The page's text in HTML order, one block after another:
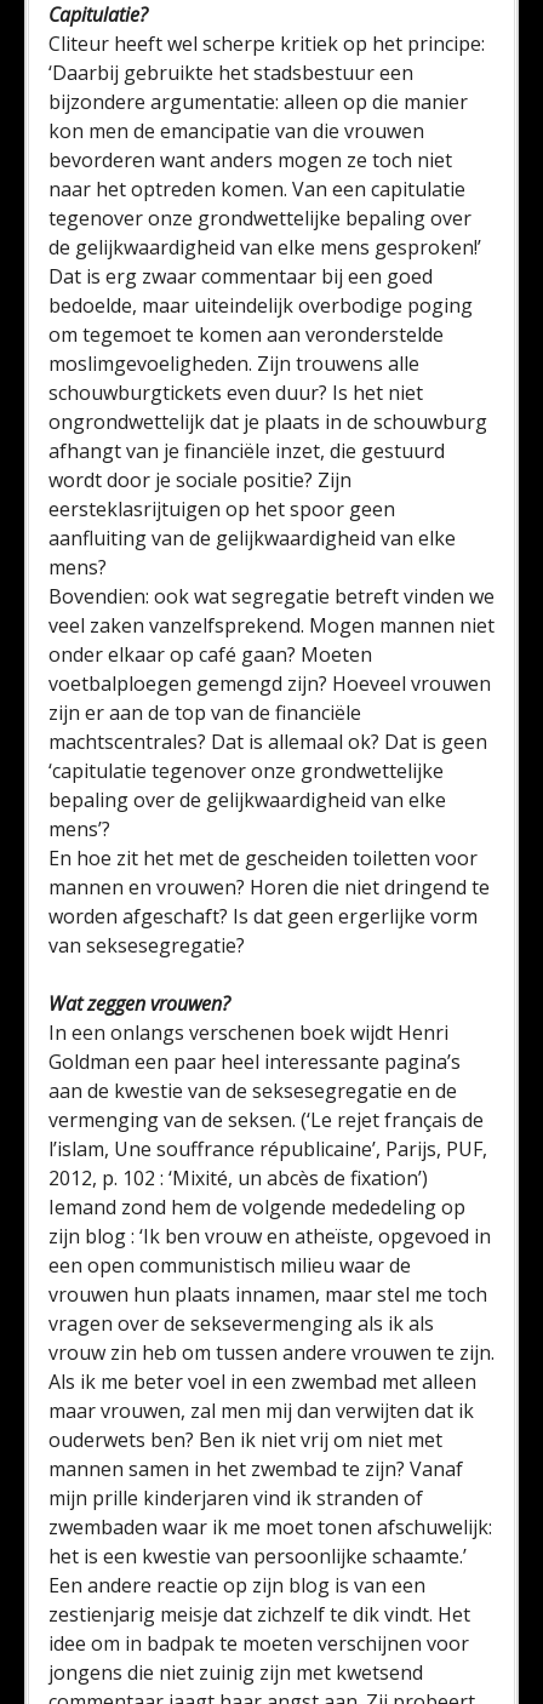
Capitulatie?
Cliteur heeft wel scherpe kritiek op het principe:
‘Daarbij gebruikte het stadsbestuur een
bijzondere argumentatie: alleen op die manier
kon men de emancipatie van die vrouwen
bevorderen want anders mogen ze toch niet
naar het optreden komen. Van een capitulatie
tegenover onze grondwettelijke bepaling over
de gelijkwaardigheid van elke mens gesproken!’
Dat is erg zwaar commentaar bij een goed
bedoelde, maar uiteindelijk overbodige poging
om tegemoet te komen aan veronderstelde
moslimgevoeligheden. Zijn trouwens alle
schouwburgtickets even duur? Is het niet
ongrondwettelijk dat je plaats in de schouwburg
afhangt van je financiële inzet, die gestuurd
wordt door je sociale positie? Zijn
eersteklasrijtuigen op het spoor geen
aanfluiting van de gelijkwaardigheid van elke
mens?
Bovendien: ook wat segregatie betreft vinden we
veel zaken vanzelfsprekend. Mogen mannen niet
onder elkaar op café gaan? Moeten
voetbalploegen gemengd zijn? Hoeveel vrouwen
zijn er aan de top van de financiële
machtscentrales? Dat is allemaal ok? Dat is geen
‘capitulatie tegenover onze grondwettelijke
bepaling over de gelijkwaardigheid van elke
mens’?
En hoe zit het met de gescheiden toiletten voor
mannen en vrouwen? Horen die niet dringend te
worden afgeschaft? Is dat geen ergerlijke vorm
van seksesegregatie?
Wat zeggen vrouwen?
In een onlangs verschenen boek wijdt Henri
Goldman een paar heel interessante pagina’s
aan de kwestie van de seksesegregatie en de
vermenging van de seksen. (‘Le rejet français de
l’islam, Une souffrance républicaine’, Parijs, PUF,
2012, p. 102 : ‘Mixité, un abcès de fixation’)
Iemand zond hem de volgende mededeling op
zijn blog : ‘Ik ben vrouw en atheïste, opgevoed in
een open communistisch milieu waar de
vrouwen hun plaats innamen, maar stel me toch
vragen over de seksevermenging als ik als
vrouw zin heb om tussen andere vrouwen te zijn.
Als ik me beter voel in een zwembad met alleen
maar vrouwen, zal men mij dan verwijten dat ik
ouderwets ben? Ben ik niet vrij om niet met
mannen samen in het zwembad te zijn? Vanaf
mijn prille kinderjaren vind ik stranden of
zwembaden waar ik me moet tonen afschuwelijk:
het is een kwestie van persoonlijke schaamte.’
Een andere reactie op zijn blog is van een
zestienjarig meisje dat zichzelf te dik vindt. Het
idee om in badpak te moeten verschijnen voor
jongens die niet zuinig zijn met kwetsend